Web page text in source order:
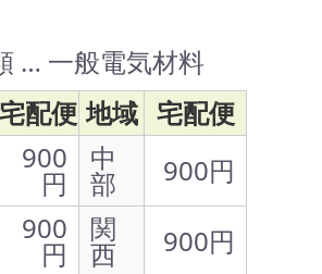
… 一般電気材料
宅配便 地域 宅配便
900
円
中
部
900円
900
円
関
西
900円